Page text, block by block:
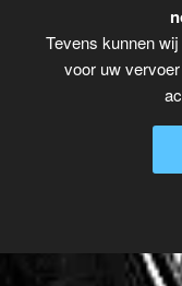
Tevens kunnen
voor uw